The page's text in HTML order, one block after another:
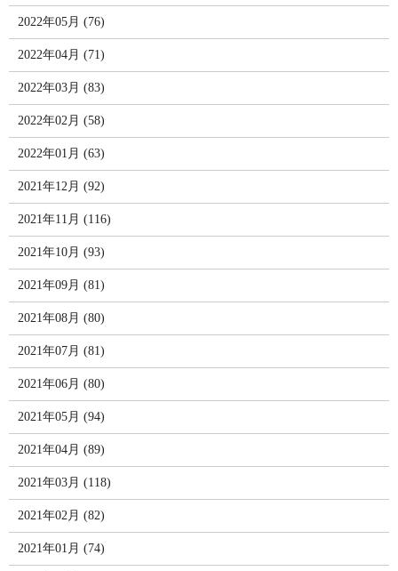
2022年05月 (76)
2022年04月 (71)
2022年03月 (83)
2022年02月 (58)
2022年01月 (63)
2021年12月 (92)
2021年11月 (116)
2021年10月 (93)
2021年09月 (81)
2021年08月 (80)
2021年07月 (81)
2021年06月 (80)
2021年05月 (94)
2021年04月 (89)
2021年03月 (118)
2021年02月 (82)
2021年01月 (74)